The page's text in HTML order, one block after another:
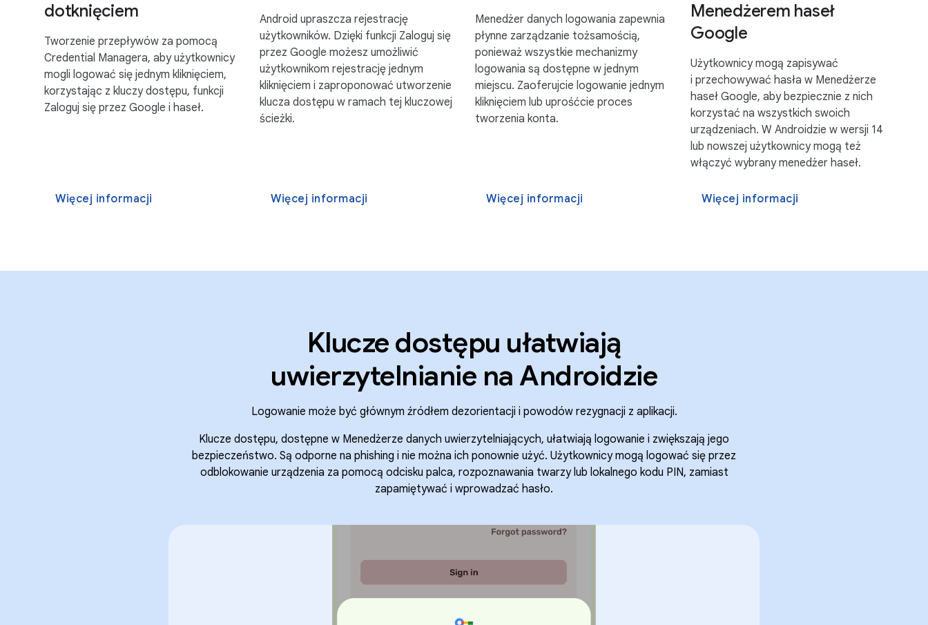
dotknięciem
Tworzenie przepływów za pomocą
Credential Managera, aby użytkownicy
mogli logować się jednym kliknięciem,
korzystając z kluczy dostępu, funkcji
Zaloguj się przez Google i haseł.
Więcej informacji
Android upraszcza rejestrację
użytkowników. Dzięki funkcji Zaloguj się
przez Google możesz umożliwić
użytkownikom rejestrację jednym
kliknięciem i zaproponować utworzenie
klucza dostępu w ramach tej kluczowej
ścieżki.
Więcej informacji
Menedżer danych logowania zapewnia
płynne zarządzanie tożsamością,
ponieważ wszystkie mechanizmy
logowania są dostępne w jednym
miejscu. Zaoferujcie logowanie jednym
kliknięciem lub uprośćcie proces
tworzenia konta.
Więcej informacji
Menedżerem haseł
Google
Użytkownicy mogą zapisywać
i przechowywać hasła w Menedżerze
haseł Google, aby bezpiecznie z nich
korzystać na wszystkich swoich
urządzeniach. W Androidzie w wersji 14
lub nowszej użytkownicy mogą też
włączyć wybrany menedżer haseł.
Więcej informacji
Klucze dostępu ułatwiają
uwierzytelnianie na Androidzie
Logowanie może być głównym źródłem dezorientacji i powodów rezygnacji z aplikacji.
Klucze dostępu, dostępne w Menedżerze danych uwierzytelniających, ułatwiają logowanie i zwiększają jego
bezpieczeństwo. Są odporne na phishing i nie można ich ponownie użyć. Użytkownicy mogą logować się przez
odblokowanie urządzenia za pomocą odcisku palca, rozpoznawania twarzy lub lokalnego kodu PIN, zamiast
zapamiętywać i wprowadzać hasło.